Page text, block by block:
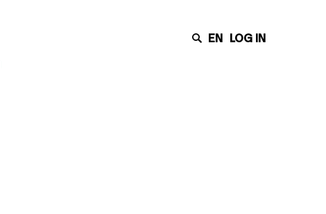
EN LOG IN